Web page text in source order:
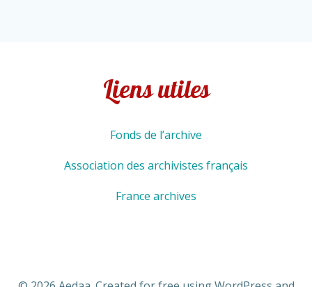
Liens utiles
Fonds de l’archive
Association des archivistes français
France archives